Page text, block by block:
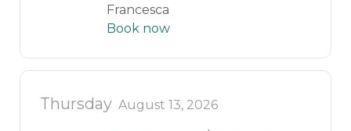
Francesca
Book now
Thursday August 13, 2026